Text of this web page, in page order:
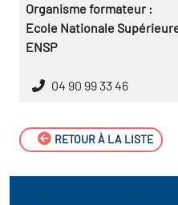
Organisme formateur :
Ecole Nationale
ENSP
04 90 99 33 46
RETOUR À LA LISTE